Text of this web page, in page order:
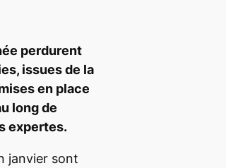
perdurent
issues de la
en place
long de
expertes.
janvier sont